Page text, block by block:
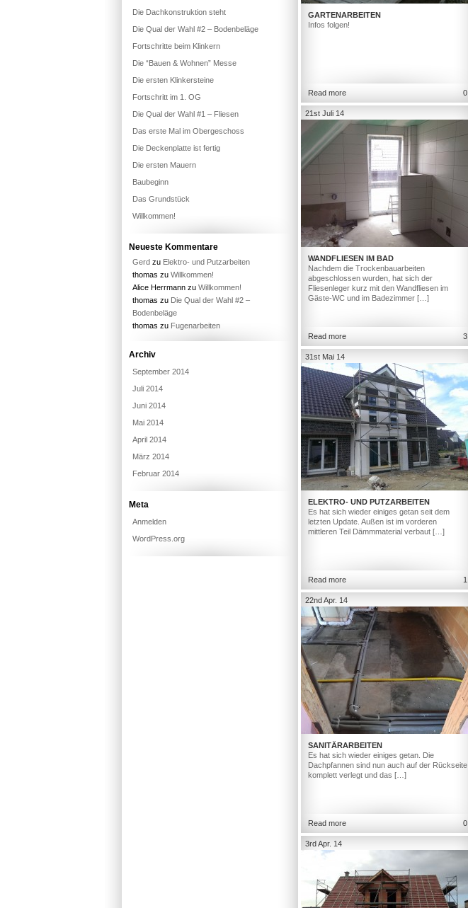
GARTENARBEITEN
Infos folgen!
Read more 0
21st Juli 14
WANDFLIESEN IM BAD
Nachdem die Trockenbauarbeiten
abgeschlossen wurden, hat sich der
Fliesenleger kurz mit den Wandfliesen im
Gäste-WC und im Badezimmer […]
Read more 3
31st Mai 14
ELEKTRO- UND PUTZARBEITEN
Es hat sich wieder einiges getan seit dem
letzten Update. Außen ist im vorderen
mittleren Teil Dämmmaterial verbaut […]
Read more 1
22nd Apr. 14
SANITÄRARBEITEN
Es hat sich wieder einiges getan. Die
Dachpfannen sind nun auch auf der Rückseite
komplett verlegt und das […]
Read more 0
3rd Apr. 14
Die Dachkonstruktion steht
Die Qual der Wahl #2 – Bodenbeläge
Fortschritte beim Klinkern
Die “Bauen & Wohnen” Messe
Die ersten Klinkersteine
Fortschritt im 1. OG
Die Qual der Wahl #1 – Fliesen
Das erste Mal im Obergeschoss
Die Deckenplatte ist fertig
Die ersten Mauern
Baubeginn
Das Grundstück
Willkommen!
Neueste Kommentare
Gerd zu Elektro- und Putzarbeiten
thomas zu Willkommen!
Alice Herrmann zu Willkommen!
thomas zu Die Qual der Wahl #2 –
Bodenbeläge
thomas zu Fugenarbeiten
Archiv
September 2014
Juli 2014
Juni 2014
Mai 2014
April 2014
März 2014
Februar 2014
Meta
Anmelden
WordPress.org